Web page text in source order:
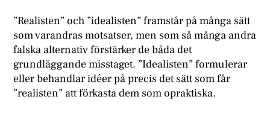
”Realisten” och ”idealisten” framstår på många sätt
som varandras motsatser, men som så många andra
falska alternativ förstärker de båda det
grundläggande misstaget. ”Idealisten” formulerar
eller behandlar idéer på precis det sätt som får
”realisten” att förkasta dem som opraktiska.